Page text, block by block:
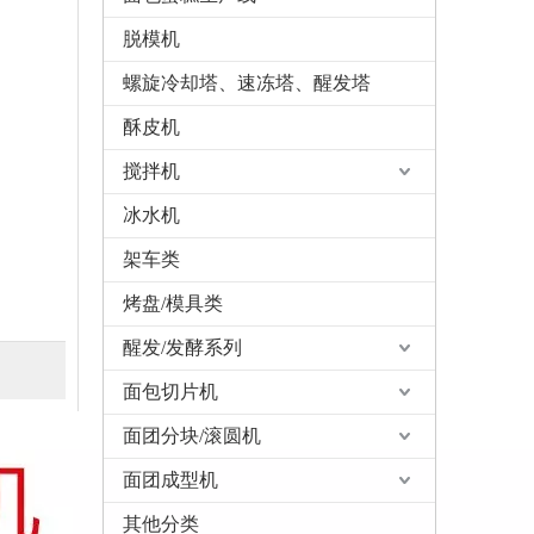
脱模机
螺旋冷却塔、速冻塔、醒发塔
酥皮机
搅拌机
冰水机
架车类
烤盘/模具类
醒发/发酵系列
面包切片机
面团分块/滚圆机
面团成型机
其他分类